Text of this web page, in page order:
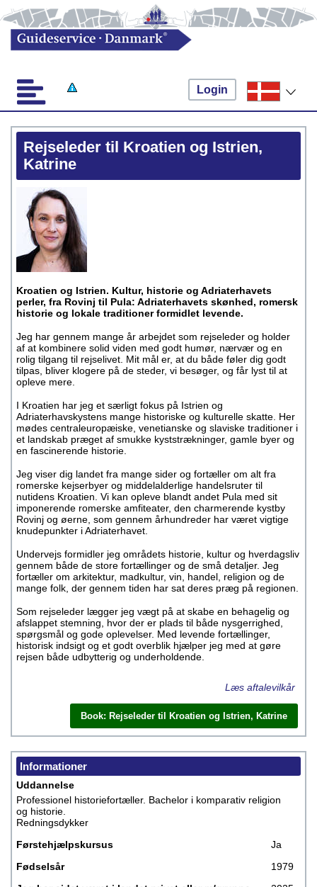
Login
Book: Rejseleder til Kroatien og Istrien, Katrine
Rejseleder til Kroatien og Istrien,
Katrine
Kroatien og Istrien. Kultur, historie og Adriaterhavets
perler, fra Rovinj til Pula: Adriaterhavets skønhed, romersk
historie og lokale traditioner formidlet levende.
Jeg har gennem mange år arbejdet som rejseleder og holder
af at kombinere solid viden med godt humør, nærvær og en
rolig tilgang til rejselivet. Mit mål er, at du både føler dig godt
tilpas, bliver klogere på de steder, vi besøger, og får lyst til at
opleve mere.
I Kroatien har jeg et særligt fokus på Istrien og
Adriaterhavskystens mange historiske og kulturelle skatte. Her
mødes centraleuropæiske, venetianske og slaviske traditioner i
et landskab præget af smukke kyststrækninger, gamle byer og
en fascinerende historie.
Jeg viser dig landet fra mange sider og fortæller om alt fra
romerske kejserbyer og middelalderlige handelsruter til
nutidens Kroatien. Vi kan opleve blandt andet Pula med sit
imponerende romerske amfiteater, den charmerende kystby
Rovinj og øerne, som gennem århundreder har været vigtige
knudepunkter i Adriaterhavet.
Undervejs formidler jeg områdets historie, kultur og hverdagsliv
gennem både de store fortællinger og de små detaljer. Jeg
fortæller om arkitektur, madkultur, vin, handel, religion og de
mange folk, der gennem tiden har sat deres præg på regionen.
Som rejseleder lægger jeg vægt på at skabe en behagelig og
afslappet stemning, hvor der er plads til både nysgerrighed,
spørgsmål og gode oplevelser. Med levende fortællinger,
historisk indsigt og et godt overblik hjælper jeg med at gøre
rejsen både udbytterig og underholdende.
Læs aftalevilkår
Informationer
Uddannelse
Professionel historiefortæller. Bachelor i komparativ religion
og historie.
Redningsdykker
Førstehjælpskursus
Ja
Fødselsår
1979